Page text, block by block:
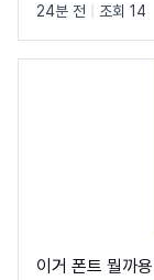
24분 전 조회 14
이거 폰트 뭘까용